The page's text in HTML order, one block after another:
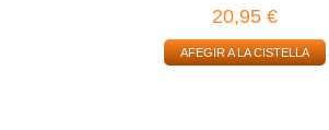
20,95 €
AFEGIR A LA CISTELLA